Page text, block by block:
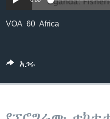
VOA 60 Africa
አጋሩ